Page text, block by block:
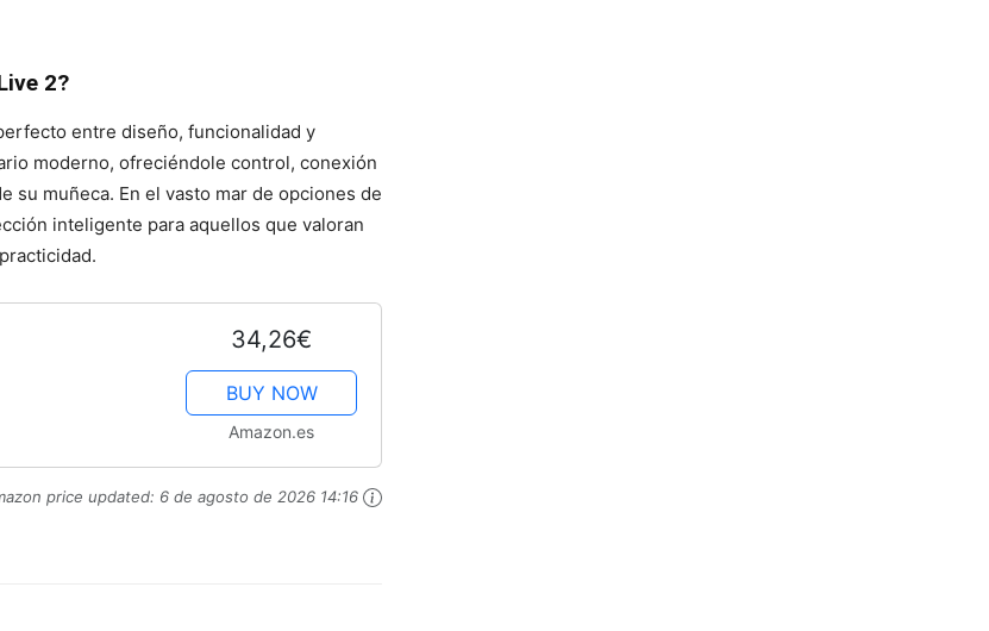
2?
entre diseño, funcionalidad y
moderno, ofreciéndole control, conexión
su muñeca. En el vasto mar de opciones de
inteligente para aquellos que valoran
34,26€
BUY NOW
Amazon.es
price updated: 6 de agosto de 2026 14:16